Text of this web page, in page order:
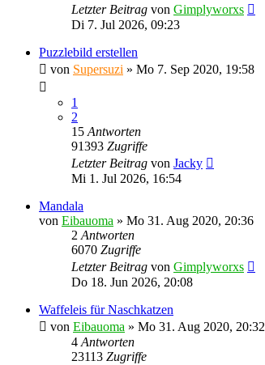
Letzter Beitrag von Gimplyworxs
Di 7. Jul 2026, 09:23
Puzzlebild erstellen
von Supersuzi » Mo 7. Sep 2020, 19:58
1
2
15 Antworten
91393 Zugriffe
Letzter Beitrag von Jacky
Mi 1. Jul 2026, 16:54
Mandala
von Eibauoma » Mo 31. Aug 2020, 20:36
2 Antworten
6070 Zugriffe
Letzter Beitrag von Gimplyworxs
Do 18. Jun 2026, 20:08
Waffeleis für Naschkatzen
von Eibauoma » Mo 31. Aug 2020, 20:32
4 Antworten
23113 Zugriffe